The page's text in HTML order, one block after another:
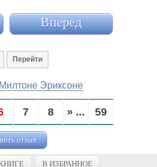
Вперед
Эриксоне
7 8 » ... 59
отзыв
В ИЗБРАННОЕ